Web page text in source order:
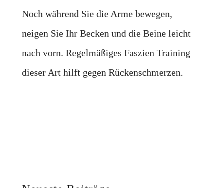
Noch während Sie die Arme bewegen,
neigen Sie Ihr Becken und die Beine leicht
nach vorn. Regelmäßiges Faszien Training
dieser Art hilft gegen Rückenschmerzen.